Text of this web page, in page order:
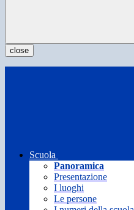
close
Scuola
Panoramica
Presentazione
I luoghi
Le persone